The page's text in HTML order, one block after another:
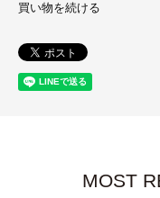
買い物を続ける
MOST